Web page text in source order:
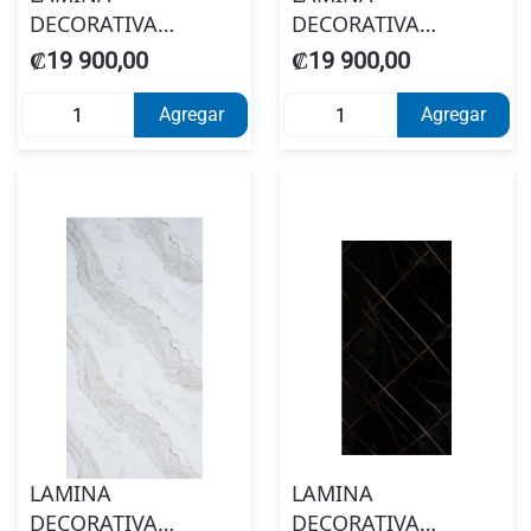
DECORATIVA
MARMOL PVC
3MM KL8160
#02163816000
₡19 900,00
Agregar
DECORATIVA
MARMOL PVC
2.44 X 3MM K8257
#02163825700
₡19 900,00
Agregar
LAMINA
DECORATIVA
LAMINA
DECORATIVA